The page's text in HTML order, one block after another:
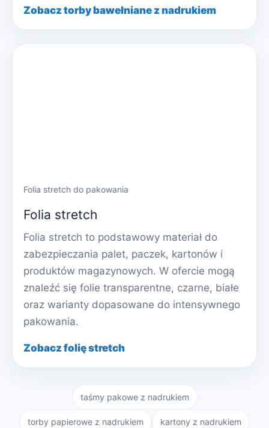
Zobacz torby bawełniane z nadrukiem
Folia stretch do pakowania
Folia stretch
Folia stretch to podstawowy materiał do
zabezpieczania palet, paczek, kartonów i
produktów magazynowych. W ofercie mogą
znaleźć się folie transparentne, czarne, białe
oraz warianty dopasowane do intensywnego
pakowania.
Zobacz folię stretch
taśmy pakowe z nadrukiem
torby papierowe z nadrukiem kartony z nadrukiem